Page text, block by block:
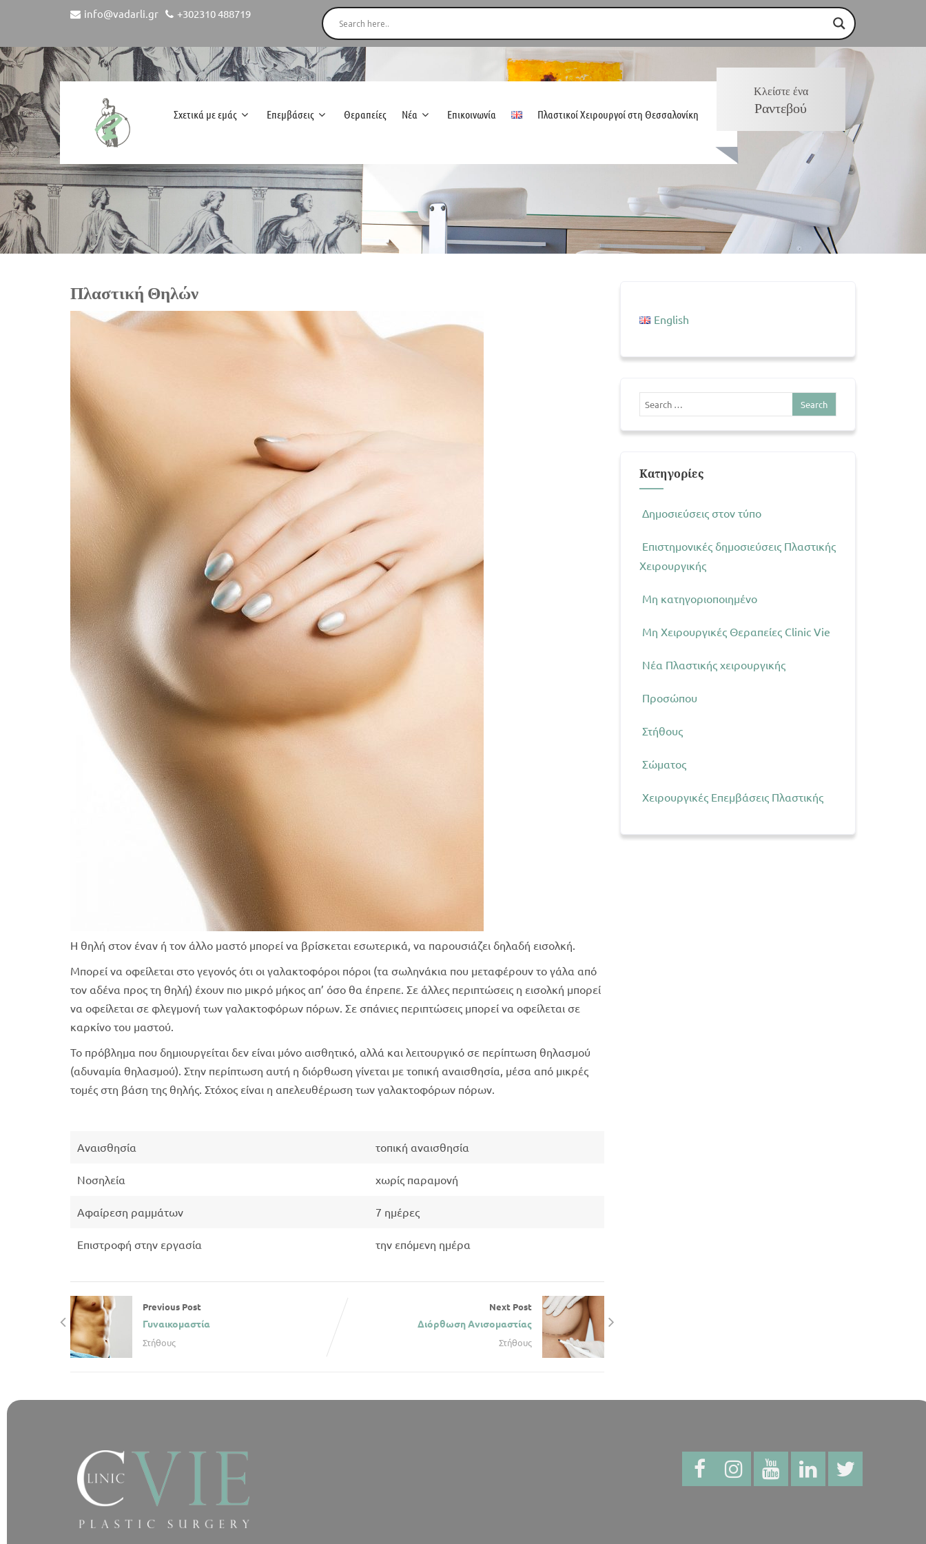
info@vadarli.gr +302310 488719
Σχετικά με εμάς Επεμβάσεις Θεραπείες Νέα Επικοινωνία Πλαστικοί Χειρουργοί στη Θεσσαλονίκη
Κλείστε ένα
Ραντεβού
Πλαστική Θηλών
Η θηλή στον έναν ή τον άλλο μαστό μπορεί να βρίσκεται εσωτερικά, να παρουσιάζει δηλαδή εισολκή.
Μπορεί να οφείλεται στο γεγονός ότι οι γαλακτοφόροι πόροι (τα σωληνάκια που μεταφέρουν το γάλα από
τον αδένα προς τη θηλή) έχουν πιο μικρό μήκος απ’ όσο θα έπρεπε. Σε άλλες περιπτώσεις η εισολκή μπορεί
να οφείλεται σε φλεγμονή των γαλακτοφόρων πόρων. Σε σπάνιες περιπτώσεις μπορεί να οφείλεται σε
καρκίνο του μαστού.
Το πρόβλημα που δημιουργείται δεν είναι μόνο αισθητικό, αλλά και λειτουργικό σε περίπτωση θηλασμού
(αδυναμία θηλασμού). Στην περίπτωση αυτή η διόρθωση γίνεται με τοπική αναισθησία, μέσα από μικρές
τομές στη βάση της θηλής. Στόχος είναι η απελευθέρωση των γαλακτοφόρων πόρων.
Αναισθησία τοπική αναισθησία
Νοσηλεία χωρίς παραμονή
Αφαίρεση ραμμάτων 7 ημέρες
Επιστροφή στην εργασία την επόμενη ημέρα
Previous Post
Γυναικομαστία
Στήθους
Next Post
Διόρθωση Ανισομαστίας
Στήθους
English
Kατηγορίες
Δημοσιεύσεις στον τύπο
Επιστημονικές δημοσιεύσεις Πλαστικής
Χειρουργικής
Μη κατηγοριοποιημένο
Μη Χειρουργικές Θεραπείες Clinic Vie
Νέα Πλαστικής χειρουργικής
Προσώπου
Στήθους
Σώματος
Χειρουργικές Επεμβάσεις Πλαστικής